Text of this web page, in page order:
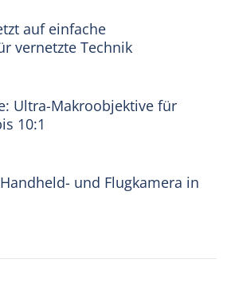
auf einfache
vernetzte Technik
Ultra-Makroobjektive für
10:1
Handheld- und Flugkamera in